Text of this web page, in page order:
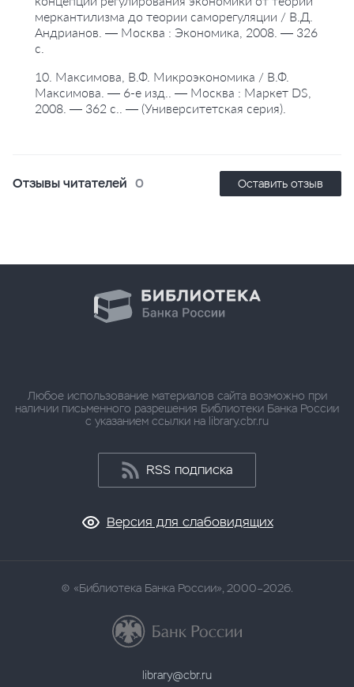
меркантилизма до теории саморегуляции / В.Д.
Андрианов. — Москва : Экономика, 2008. — 326
с.
10. Максимова, В.Ф. Микроэкономика / В.Ф.
Максимова. — 6-е изд.. — Москва : Маркет DS,
2008. — 362 с.. — (Университетская серия).
Отзывы читателей 0 Оставить отзыв
Любое использование материалов сайта возможно при
наличии письменного разрешения Библиотеки Банка России
с указанием ссылки на library.cbr.ru
RSS подписка
Версия для слабовидящих
«Библиотека Банка России», 2000–2026.
library@cbr.ru